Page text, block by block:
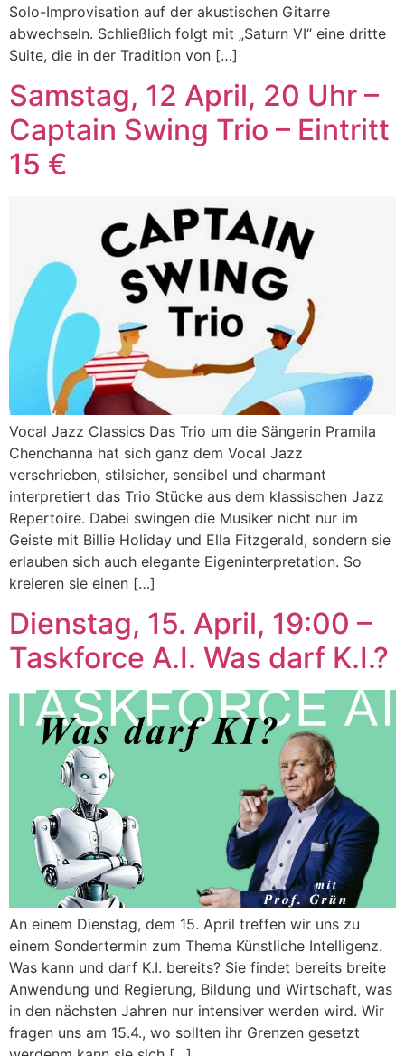
Solo-Improvisation auf der akustischen Gitarre
abwechseln. Schließlich folgt mit „Saturn VI“ eine dritte
Suite, die in der Tradition von […]
Samstag, 12 April, 20 Uhr –
Captain Swing Trio – Eintritt
15 €
Vocal Jazz Classics Das Trio um die Sängerin Pramila
Chenchanna hat sich ganz dem Vocal Jazz
verschrieben, stilsicher, sensibel und charmant
interpretiert das Trio Stücke aus dem klassischen Jazz
Repertoire. Dabei swingen die Musiker nicht nur im
Geiste mit Billie Holiday und Ella Fitzgerald, sondern sie
erlauben sich auch elegante Eigeninterpretation. So
kreieren sie einen […]
Dienstag, 15. April, 19:00 –
Taskforce A.I. Was darf K.I.?
An einem Dienstag, dem 15. April treffen wir uns zu
einem Sondertermin zum Thema Künstliche Intelligenz.
Was kann und darf K.I. bereits? Sie findet bereits breite
Anwendung und Regierung, Bildung und Wirtschaft, was
in den nächsten Jahren nur intensiver werden wird. Wir
fragen uns am 15.4., wo sollten ihr Grenzen gesetzt